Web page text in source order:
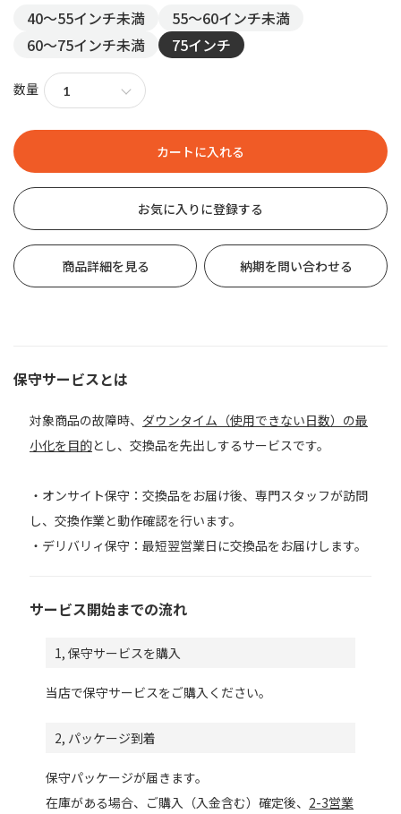
40～55インチ未満
55～60インチ未満
60～75インチ未満
75インチ
数量
お気に入りに登録する
商品詳細を見る 納期を問い合わせる
保守サービスとは
対象商品の故障時、 ダウンタイム（使用できない日数）の最
小化を目的とし、交換品を先出しするサービスです。
・オンサイト保守：交換品をお届け後、専門スタッフが訪問
し、交換作業と動作確認を行います。
・デリバリィ保守：最短翌営業日に交換品をお届けします。
サービス開始までの流れ
1, 保守サービスを購入
当店で保守サービスをご購入ください。
2, パッケージ到着
保守パッケージが届きます。
在庫がある場合、ご購入（入金含む）確定後、 2-3営業